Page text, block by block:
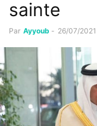
sainte
Par Ayyoub - 26/07/2021